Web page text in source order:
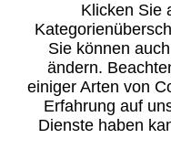
Klicken Sie
Sie können
ändern.
einiger Arten von
Erfahrung auf
Dienste haben